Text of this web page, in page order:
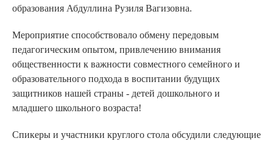
образования Абдуллина Рузиля Вагизовна.
Мероприятие способствовало обмену передовым
педагогическим опытом, привлечению внимания
общественности к важности совместного семейного и
образовательного подхода в воспитании будущих
защитников нашей страны - детей дошкольного и
младшего школьного возраста!
Спикеры и участники круглого стола обсудили следующие